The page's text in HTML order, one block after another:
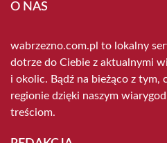
O NAS
wabrzezno.com.pl to lokalny
dotrze do Ciebie z aktualnymi
i okolic. Bądź na bieżąco z tym,
regionie dzięki naszym
treściom.